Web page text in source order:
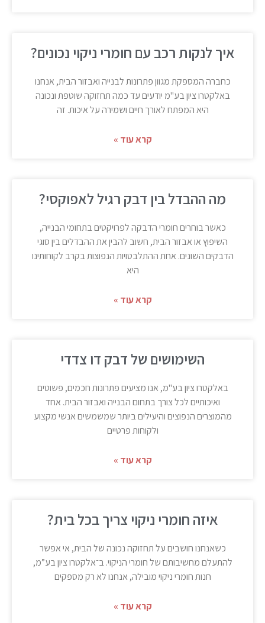
איך לנקות רכב עם חומרי ניקוי נכונים?
כחברה המספקת מגוון פתרונות לבנייה ואבזור הבית, אנחנו
באלקטרו ציון בע"מ יודעים עד כמה תחזוקה שוטפת ונכונה
היא המפתח לאורך חיים ושמירה על איכות. זה
קרא עוד »
מה ההבדל בין דבק רגיל לאפוקסי?
כאשר בוחרים חומרי הדבקה לפרויקטים בתחומי הבנייה,
השיפוץ או אבזור הבית, חשוב להבין את ההבדלים בין סוגי
הדבקים השונים. אחת ההתלבטויות הנפוצות בקרב לקוחותינו
היא
קרא עוד »
השימושים של דבק דו צדדי
באלקטרו ציון בע"מ, אנו מציעים פתרונות חכמים, פשוטים
ואיכותיים לכל צורך בתחום הבנייה ואבזור הבית. אחד
מהמוצרים הנפוצים והיעילים ביותר שמשמשים אנשי מקצוע
ולקוחות פרטיים
קרא עוד »
איזה חומרי ניקוי צריך בכל בית?
כשאנחנו חושבים על תחזוקה נכונה של הבית, אי אפשר
להתעלם מחשיבותם של חומרי הניקוי. ב־אלקטרו ציון בע”מ,
חנות חומרי ניקוי מובילה, אנחנו לא רק מספקים
קרא עוד »